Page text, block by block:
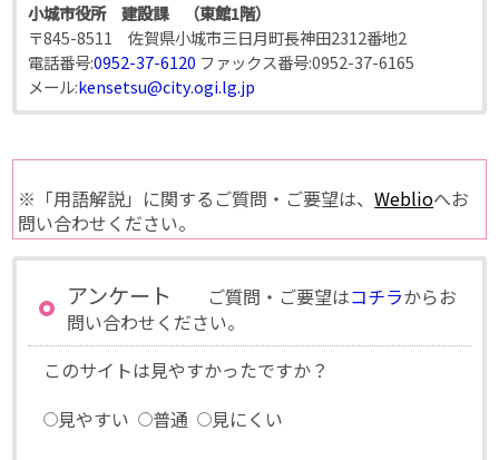
小城市役所 建設課 （東館1階）
〒845-8511 佐賀県小城市三日月町長神田2312番地2
電話番号:0952-37-6120 ファックス番号:0952-37-6165
メール:kensetsu@city.ogi.lg.jp
※「用語解説」に関するご質問・ご要望は、Weblioへお
問い合わせください。
アンケート ご質問・ご要望はコチラからお
問い合わせください。
このサイトは見やすかったですか？
見やすい
普通 見にくい